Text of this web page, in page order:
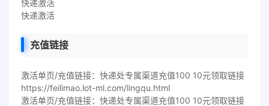
快递激活
快递激活
充值链接
激活单页/充值链接：快递处专属渠道充值100 10元领取链接
https://feilimao.lot-ml.com/lingqu.html
激活单页/充值链接：快递处专属渠道充值100 10元领取链接